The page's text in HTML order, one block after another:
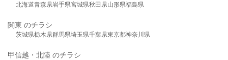
北海道青森県岩手県宮城県秋田県山形県福島県
関東 のチラシ
茨城県栃木県群馬県埼玉県千葉県東京都神奈川県
甲信越・北陸 のチラシ